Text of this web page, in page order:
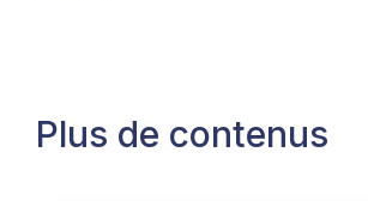
Plus de contenus